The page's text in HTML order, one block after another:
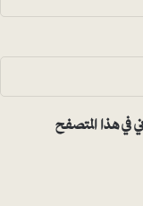
في هذا المتصفح